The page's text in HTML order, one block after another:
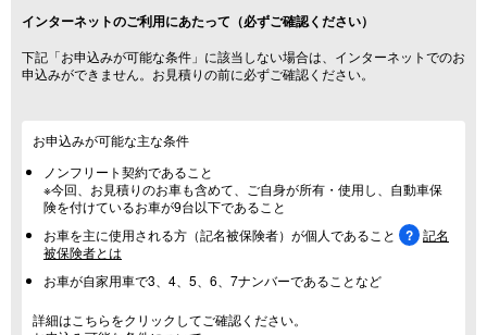
インターネットのご利用にあたって（必ずご確認ください）
下記「お申込みが可能な条件」に該当しない場合は、インターネットでのお
申込みができません。お見積りの前に必ずご確認ください。
お申込みが可能な主な条件
ノンフリート契約であること
※今回、お見積りのお車も含めて、ご自身が所有・使用し、自動車保
険を付けているお車が9台以下であること
お車を主に使用される方（記名被保険者）が個人であること
記名
被保険者とは
お車が自家用車で3、4、5、6、7ナンバーであることなど
詳細はこちらをクリックしてご確認ください。